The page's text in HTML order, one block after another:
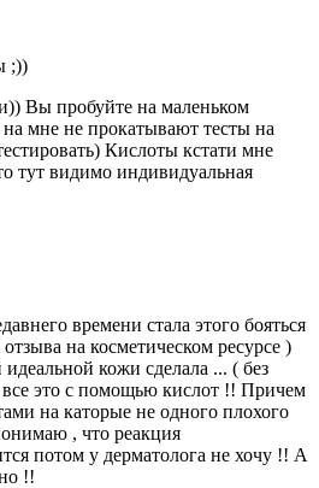
;))
Вы пробуйте на маленьком
мне не прокатывают тесты на
Кислоты кстати мне
тут видимо индивидуальная
времени стала этого бояться
на косметическом ресурсе )
кожи сделала ... ( без
все это с помощью кислот !! Причем
на каторые не одного плохого
, что реакция
потом у дерматолога не хочу !! А
!!